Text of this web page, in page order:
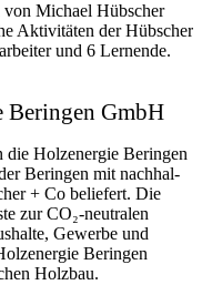
Michael Hübscher
Aktivitäten der Hübscher
und 6 Lernende.
Beringen GmbH
Holzenergie Beringen
Beringen mit nachhal­
+ Co beliefert. Die
zur CO₂-neutralen
Gewer­be und
Beringen
Holzbau.